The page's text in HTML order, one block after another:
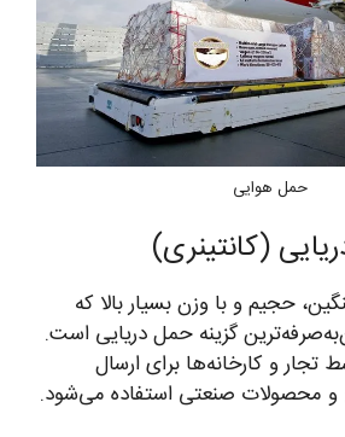
حمل هوایی
حجیم و با وزن بسیار بالا که
گزینه حمل دریایی است.
و کارخانه‌ها برای ارسال
و محصولات صنعتی استفاده می‌شود.